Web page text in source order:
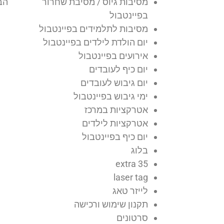
בפיינטבול
מסיבות לתלמידים בפיינטבול
יום הולדת לילדים בפיינטבול
אירועים בפיינטבול
יום כיף לעובדים
יום גיבוש לעובדים
ימי גיבוש בפיינטבול
אטרקציות במרכז
אטרקציות לילדים
יום כיף בפיינטבול
בלוג
extra 35
laser tag
לייזר טאג
תקנון שימוש ורכישה
סרטונים